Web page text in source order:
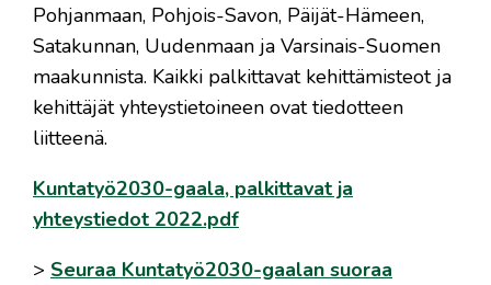
Pohjanmaan, Pohjois-Savon, Päijät-Hämeen,
Satakunnan, Uudenmaan ja Varsinais-Suomen
maakunnista. Kaikki palkittavat kehittämisteot ja
kehittäjät yhteystietoineen ovat tiedotteen
liitteenä.
Kuntatyö2030-gaala, palkittavat ja
yhteystiedot 2022.pdf
> Seuraa Kuntatyö2030-gaalan suoraa